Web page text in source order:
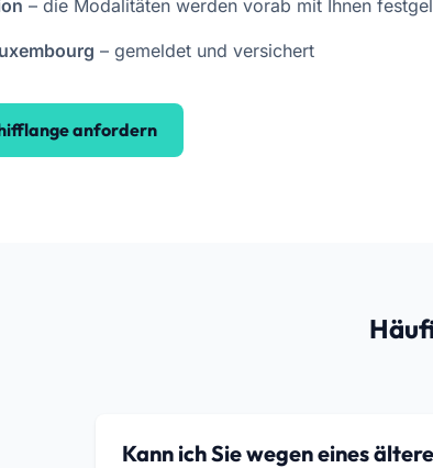
– die Modalitäten werden vorab mit Ihnen
– gemeldet und versichert
anfordern
Kann ich Sie wegen eines